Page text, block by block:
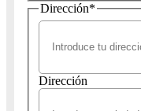
Dirección*
Dirección